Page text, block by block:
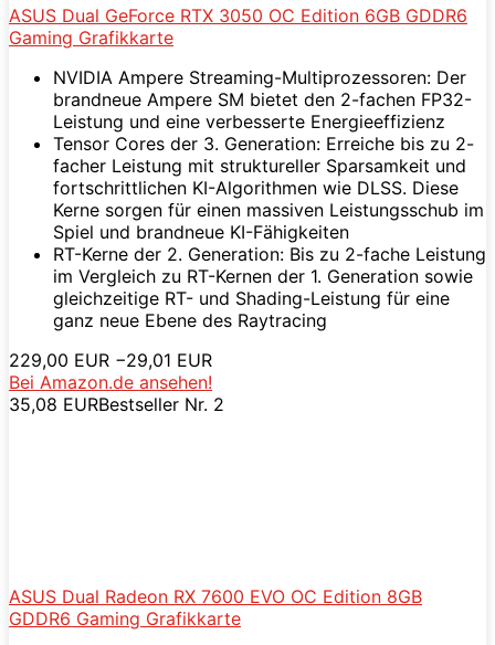
ASUS Dual GeForce RTX 3050 OC Edition 6GB GDDR6
Gaming Grafikkarte
NVIDIA Ampere Streaming-Multiprozessoren: Der
brandneue Ampere SM bietet den 2-fachen FP32-
Leistung und eine verbesserte Energieeffizienz
Tensor Cores der 3. Generation: Erreiche bis zu 2-
facher Leistung mit struktureller Sparsamkeit und
fortschrittlichen KI-Algorithmen wie DLSS. Diese
Kerne sorgen für einen massiven Leistungsschub im
Spiel und brandneue KI-Fähigkeiten
RT-Kerne der 2. Generation: Bis zu 2-fache Leistung
im Vergleich zu RT-Kernen der 1. Generation sowie
gleichzeitige RT- und Shading-Leistung für eine
ganz neue Ebene des Raytracing
229,00 EUR −29,01 EUR
Bei Amazon.de ansehen!
35,08 EURBestseller Nr. 2
ASUS Dual Radeon RX 7600 EVO OC Edition 8GB
GDDR6 Gaming Grafikkarte